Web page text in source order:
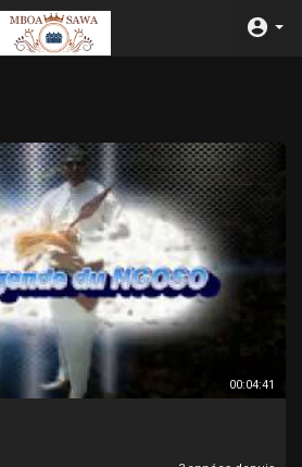
00:04:41